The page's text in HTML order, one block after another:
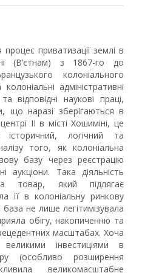
приватизації землі в
(В’єтнам) з 1867-го до
колоніального
адміністративні
відповідні наукові праці,
що наразі зберігаються в
II в місті Хошиміні, це
історичний, логічний та
того, як колоніальна
базу через реєстрацію
аукціони. Така діяльність
товар, який підлягає
її в колоніальну ринкову
база не лише легітимізувала
обігу, накопиченню та
масштабах. Хоча
інвестиціями в
(особливо розширення
великомасштабне